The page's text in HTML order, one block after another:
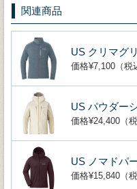
関連商品
US クリマグ
価格¥7,100（税
US パウダー
価格¥24,400（税
US ノマドパ
価格¥15,840（税